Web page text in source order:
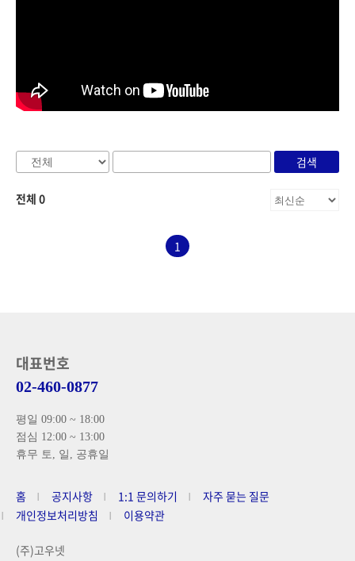
검색
전체 0
1
대표번호
02-460-0877
평일 09:00 ~ 18:00
점심 12:00 ~ 13:00
휴무 토, 일, 공휴일
홈 공지사항 1:1 문의하기
자주 묻는 질문
개인정보처리방침
이용약관
(주)고우넷